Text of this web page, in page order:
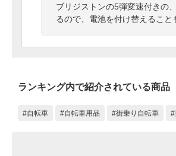
ブリジストンの5弾変速付きの
るので、電池を付け替えるこ
ランキング内で紹介されている商品
自転車 自転車用品 街乗り自転車